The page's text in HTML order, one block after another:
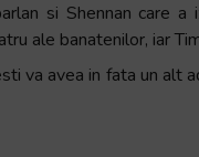
si Shennan care
ale banatenilor, iar
va avea in fata un alt